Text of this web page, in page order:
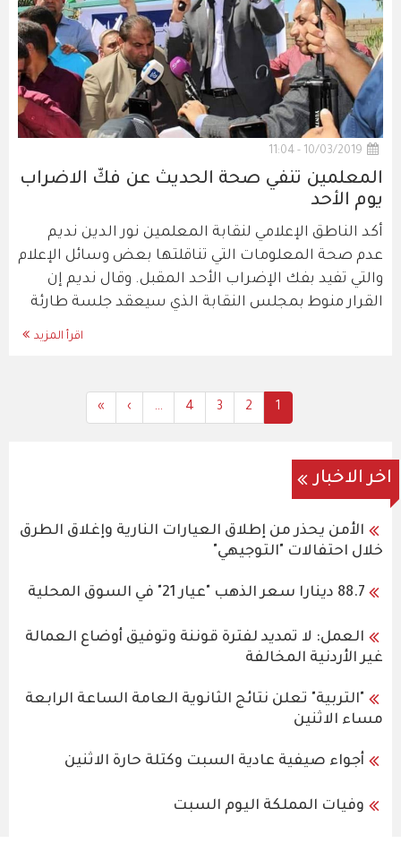
10/03/2019 - 11:04
المعلمين تنفي صحة الحديث عن فكّ الاضراب
يوم الأحد
أكد الناطق الإعلامي لنقابة المعلمين نور الدين نديم
عدم صحة المعلومات التي تناقلتها بعض وسائل الإعلام
والتي تفيد بفك الإضراب الأحد المقبل. وقال نديم إن
القرار منوط بمجلس النقابة الذي سيعقد جلسة طارئة
اقرأ المزيد
Current
page
1
All
Content
2
All
Content
3
All
Content
4
…
Next
page
›
Last
page
»
اخر الاخبار
الأمن يحذر من إطلاق العيارات النارية وإغلاق الطرق
خلال احتفالات "التوجيهي"
88.7 دينارا سعر الذهب "عيار 21" في السوق المحلية
العمل: لا تمديد لفترة قوننة وتوفيق أوضاع العمالة
غير الأردنية المخالفة
"التربية" تعلن نتائج الثانوية العامة الساعة الرابعة
مساء الاثنين
أجواء صيفية عادية السبت وكتلة حارة الاثنين
وفيات المملكة اليوم السبت